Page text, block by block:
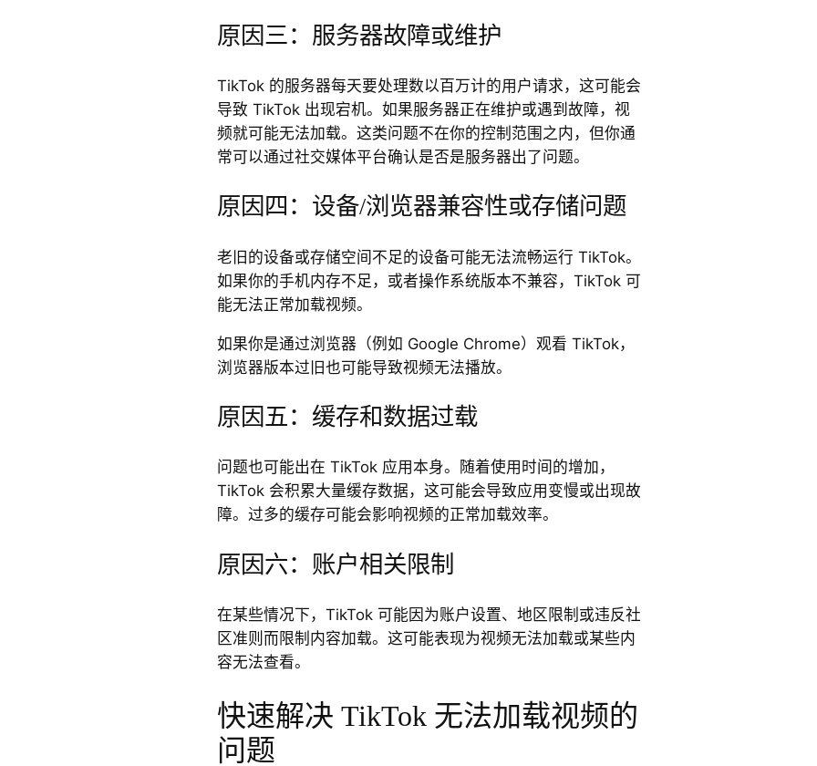
原因三：服务器故障或维护
TikTok 的服务器每天要处理数以百万计的用户请求，这可能会
导致 TikTok 出现宕机。如果服务器正在维护或遇到故障，视
频就可能无法加载。这类问题不在你的控制范围之内，但你通
常可以通过社交媒体平台确认是否是服务器出了问题。
原因四：设备/浏览器兼容性或存储问题
老旧的设备或存储空间不足的设备可能无法流畅运行 TikTok。
如果你的手机内存不足，或者操作系统版本不兼容，TikTok 可
能无法正常加载视频。
如果你是通过浏览器（例如 Google Chrome）观看 TikTok，
浏览器版本过旧也可能导致视频无法播放。
原因五：缓存和数据过载
问题也可能出在 TikTok 应用本身。随着使用时间的增加，
TikTok 会积累大量缓存数据，这可能会导致应用变慢或出现故
障。过多的缓存可能会影响视频的正常加载效率。
原因六：账户相关限制
在某些情况下，TikTok 可能因为账户设置、地区限制或违反社
区准则而限制内容加载。这可能表现为视频无法加载或某些内
容无法查看。
快速解决 TikTok 无法加载视频的
问题